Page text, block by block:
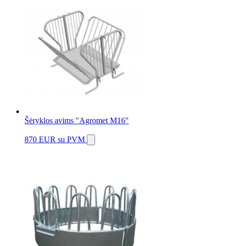
Šėryklos avims "Agromet M16"
870 EUR su PVM